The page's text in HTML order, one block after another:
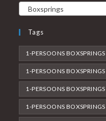
Boxsprings
Tags
1-PERSOONS
1-PERSOONS
1-PERSOONS
1-PERSOONS